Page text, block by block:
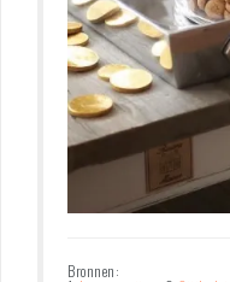
Bronnen: